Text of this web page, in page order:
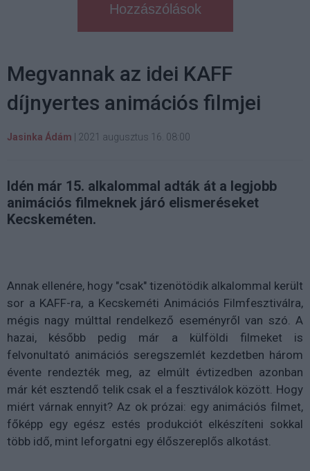
Hozzászólások
Megvannak az idei KAFF
díjnyertes animációs filmjei
Jasinka Ádám 2021 augusztus 16. 08:00
Idén már 15. alkalommal adták át a legjobb
animációs filmeknek járó elismeréseket
Kecskeméten.
Annak ellenére, hogy "csak" tizenötödik alkalommal került
sor a KAFF-ra, a Kecskeméti Animációs Filmfesztiválra,
mégis nagy múlttal rendelkező eseményről van szó. A
hazai, később pedig már a külföldi filmeket is
felvonultató animációs seregszemlét kezdetben három
évente rendezték meg, az elmúlt évtizedben azonban
már két esztendő telik csak el a fesztiválok között. Hogy
miért várnak ennyit? Az ok prózai: egy animációs filmet,
főképp egy egész estés produkciót elkészíteni sokkal
több idő, mint leforgatni egy élőszereplős alkotást.